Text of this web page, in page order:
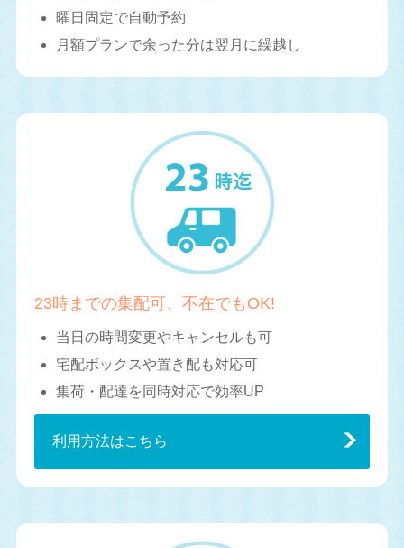
曜日固定で自動予約
月額プランで余った分は翌月に繰越し
23時までの集配可、不在でもOK!
当日の時間変更やキャンセルも可
宅配ボックスや置き配も対応可
集荷・配達を同時対応で効率UP
利用方法はこちら